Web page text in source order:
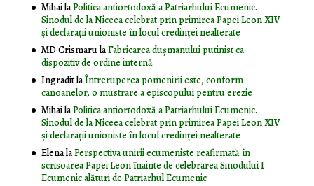
MihailaPolitica antiortodoxă a Patriarhului Ecumenic.
Sinodul de la Niceea celebrat prin primirea Papei Leon XIV
și declarații unioniste în locul credinței nealterate
MD CrismarulaFabricarea dușmanului putinist ca
dispozitiv de ordine internă
IngraditlaÎntreruperea pomenirii este, conform
canoanelor, o mustrare a episcopului pentru erezie
MihailaPolitica antiortodoxă a Patriarhului Ecumenic.
Sinodul de la Niceea celebrat prin primirea Papei Leon XIV
și declarații unioniste în locul credinței nealterate
ElenalaPerspectiva unirii ecumeniste reafirmată în
scrisoarea Papei Leon înainte de celebrarea Sinodului I
Ecumenic alături de Patriarhul Ecumenic